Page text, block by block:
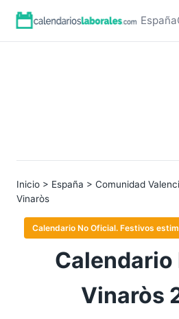
España
Inicio > España > Comunidad
Vinaròs
Calendario No Oficial. Festivos
Calendario
Vinaròs